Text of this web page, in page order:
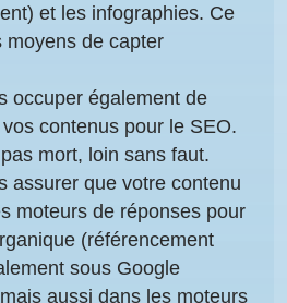
et les infographies. Ce
moyens de capter
occuper également de
vos contenus pour le SEO.
mort, loin sans faut.
assurer que votre contenu
moteurs de réponses pour
(référencement
sous Google
aussi dans les moteurs